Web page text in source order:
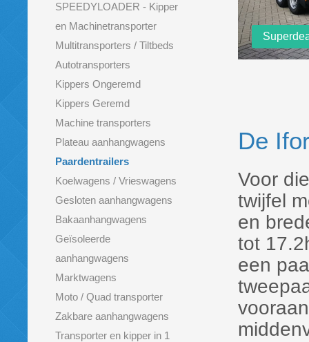
SPEEDYLOADER - Kipper
en Machinetransporter
Multitransporters / Tiltbeds
Autotransporters
Kippers Ongeremd
Kippers Geremd
Machine transporters
Plateau aanhangwagens
Paardentrailers
Koelwagens / Vrieswagens
Gesloten aanhangwagens
Bakaanhangwagens
Geïsoleerde
aanhangwagens
Marktwagens
Moto / Quad transporter
Zakbare aanhangwagens
Transporter en kipper in 1
De
Voor
twijfel
en
tot
een